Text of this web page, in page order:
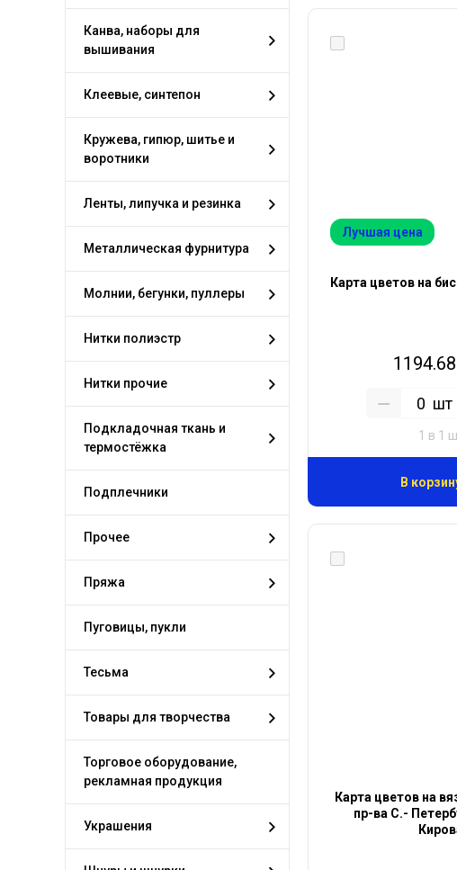
Канва, наборы для
вышивания
Клеевые, синтепон
Кружева, гипюр, шитье и
воротники
Ленты, липучка и резинка
Металлическая фурнитура
Молнии, бегунки, пуллеры
Нитки полиэстр
Нитки прочие
Подкладочная ткань и
термостёжка
Подплечники
Прочее
Пряжа
Пуговицы, пукли
Тесьма
Товары для творчества
Торговое оборудование,
рекламная продукция
Украшения
Лучшая цена
Карта цветов на
шт
1 в 1
В
Карта цветов на
пр-ва С.-